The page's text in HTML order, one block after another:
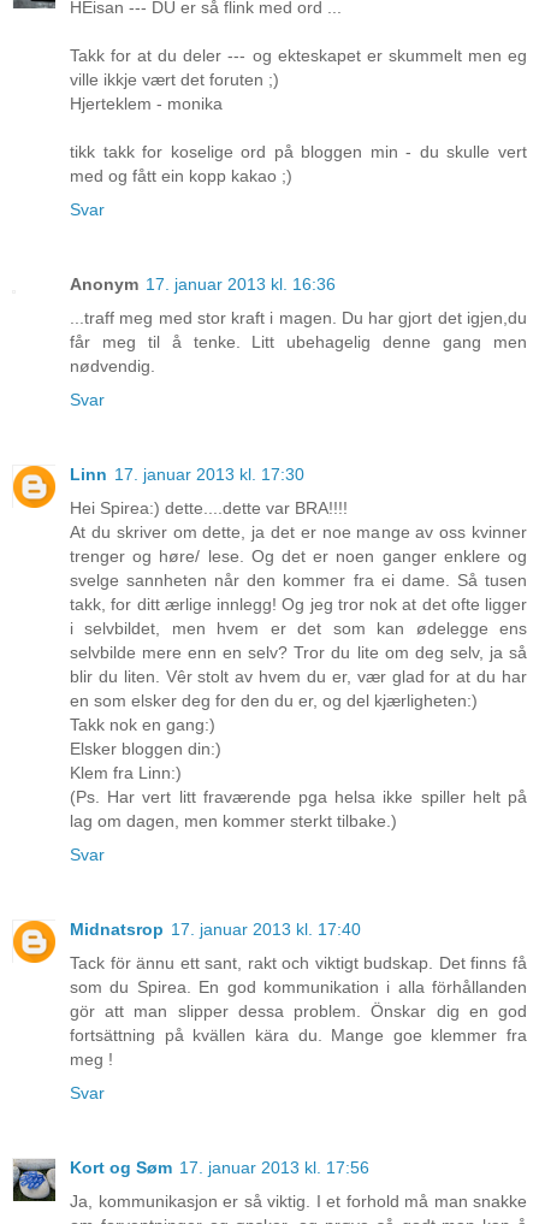
HEisan --- DU er så flink med ord ...
Takk for at du deler --- og ekteskapet er skummelt men eg
ville ikkje vært det foruten ;)
Hjerteklem - monika
tikk takk for koselige ord på bloggen min - du skulle vert
med og fått ein kopp kakao ;)
Svar
Anonym 17. januar 2013 kl. 16:36
...traff meg med stor kraft i magen. Du har gjort det igjen,du
får meg til å tenke. Litt ubehagelig denne gang men
nødvendig.
Svar
Linn 17. januar 2013 kl. 17:30
Hei Spirea:) dette....dette var BRA!!!!
At du skriver om dette, ja det er noe mange av oss kvinner
trenger og høre/ lese. Og det er noen ganger enklere og
svelge sannheten når den kommer fra ei dame. Så tusen
takk, for ditt ærlige innlegg! Og jeg tror nok at det ofte ligger
i selvbildet, men hvem er det som kan ødelegge ens
selvbilde mere enn en selv? Tror du lite om deg selv, ja så
blir du liten. Vêr stolt av hvem du er, vær glad for at du har
en som elsker deg for den du er, og del kjærligheten:)
Takk nok en gang:)
Elsker bloggen din:)
Klem fra Linn:)
(Ps. Har vert litt fraværende pga helsa ikke spiller helt på
lag om dagen, men kommer sterkt tilbake.)
Svar
Midnatsrop 17. januar 2013 kl. 17:40
Tack för ännu ett sant, rakt och viktigt budskap. Det finns få
som du Spirea. En god kommunikation i alla förhållanden
gör att man slipper dessa problem. Önskar dig en god
fortsättning på kvällen kära du. Mange goe klemmer fra
meg !
Svar
Kort og Søm 17. januar 2013 kl. 17:56
Ja, kommunikasjon er så viktig. I et forhold må man snakke